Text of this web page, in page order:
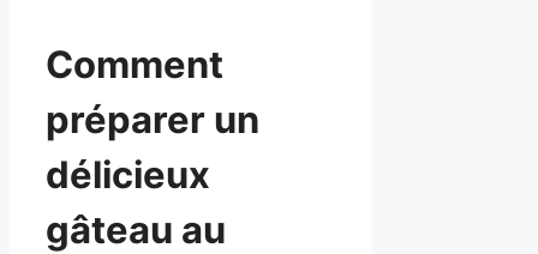
Comment
préparer un
délicieux
gâteau au